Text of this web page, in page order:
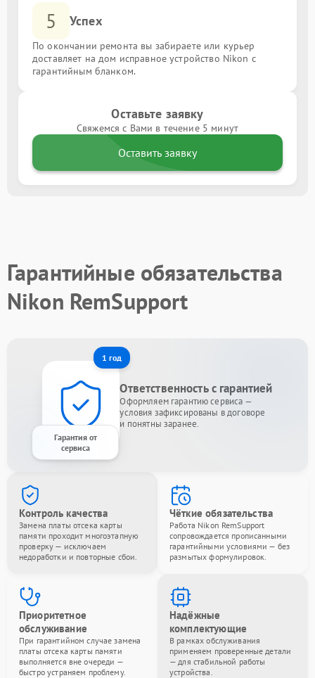
5 Успех
По окончании ремонта вы забираете или курьер
доставляет на дом исправное устройство Nikon с
гарантийным бланком.
Оставьте заявку
Свяжемся с Вами в течение 5 минут
Оставить заявку
Гарантийные обязательства
Nikon RemSupport
1 год
Гарантия от
сервиса
Ответственность с гарантией
Оформляем гарантию сервиса —
условия зафиксированы в договоре
и понятны заранее.
Контроль качества
Замена платы отсека карты
памяти проходит многоэтапную
проверку — исключаем
недоработки и повторные сбои.
Чёткие обязательства
Работа Nikon RemSupport
сопровождается прописанными
гарантийными условиями — без
размытых формулировок.
Приоритетное
обслуживание
При гарантийном случае замена
платы отсека карты памяти
выполняется вне очереди —
быстро устраняем проблему.
Надёжные
комплектующие
В рамках обслуживания
применяем проверенные детали
— для стабильной работы
устройства.